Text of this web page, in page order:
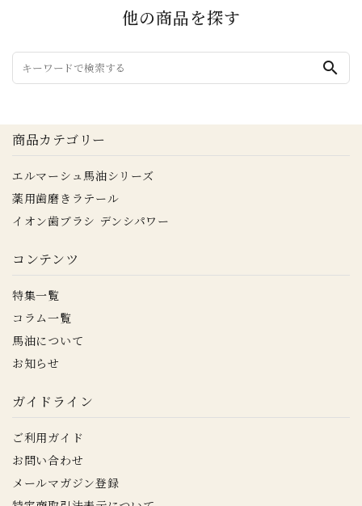
他の商品を探す
search
商品カテゴリー
エルマーシュ馬油シリーズ
薬用歯磨きラテール
イオン歯ブラシ デンシパワー
コンテンツ
特集一覧
コラム一覧
馬油について
お知らせ
ガイドライン
ご利用ガイド
お問い合わせ
メールマガジン登録